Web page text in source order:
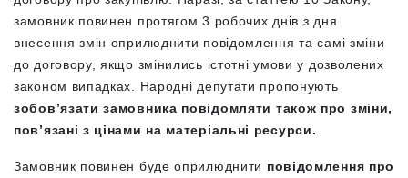
замовник повинен протягом 3 робочих днів з дня
внесення змін оприлюднити повідомлення та самі зміни
до договору, якщо змінились істотні умови у дозволених
законом випадках. Народні депутати пропонують
зобов’язати замовника повідомляти також про зміни,
пов’язані з цінами на матеріальні ресурси.
Замовник повинен буде оприлюднити повідомлення про